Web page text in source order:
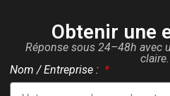
Obtenir une
Réponse sous 24–48h avec
claire.
Nom / Entreprise :